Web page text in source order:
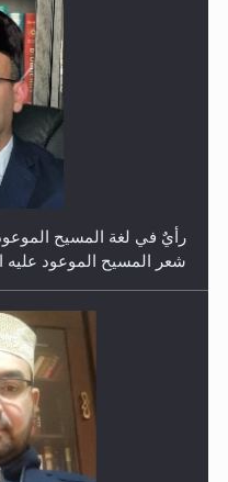
حفل توزيع الشهادات في
معرض القرآن الكريم لمدة
ريهيماكي في فنلند
شعر المسيح الموعود عليه